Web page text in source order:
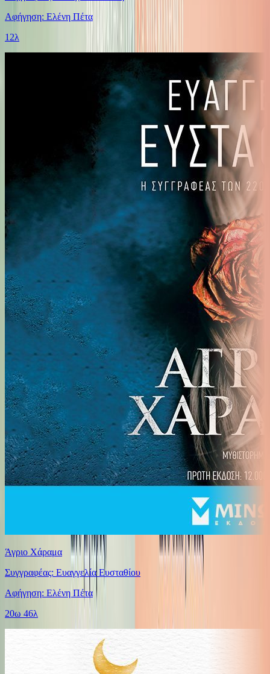
Αφήγηση: Ελένη Πέτα
12λ
Άγριο Χάραμα
Συγγραφέας: Ευαγγελία Ευσταθίου
Αφήγηση: Ελένη Πέτα
20ω 46λ